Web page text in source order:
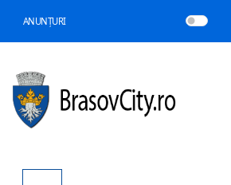
ANUNȚURI